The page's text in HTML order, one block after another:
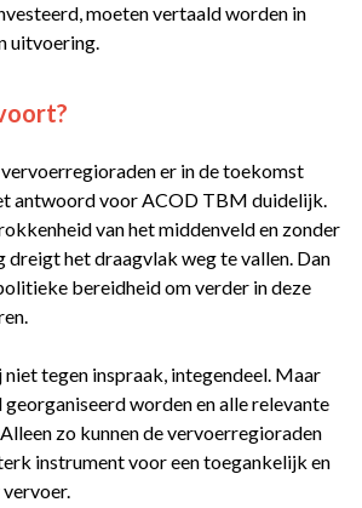
moeten vertaald worden in
uitvoering.
er in de toekomst
antwoord voor ACOD TBM duidelijk.
van het middenveld en zonder
dreigt het draagvlak weg te vallen. Dan
bereidheid om verder in deze
tegen inspraak, integendeel. Maar
worden en alle relevante
zo kunnen de vervoerregioraden
instrument voor een toegankelijk en